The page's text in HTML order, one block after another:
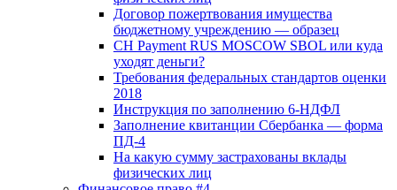
Договор пожертвования имущества
бюджетному учреждению — образец
CH Payment RUS MOSCOW SBOL или куда
уходят деньги?
Требования федеральных стандартов оценки
2018
Инструкция по заполнению 6-НДФЛ
Заполнение квитанции Сбербанка — форма
ПД-4
На какую сумму застрахованы вклады
физических лиц